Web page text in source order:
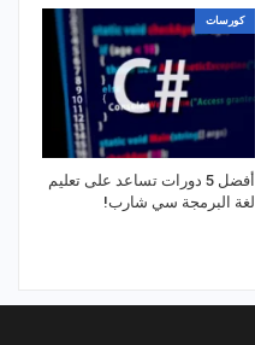
كورسات
أفضل 5 دورات تساعد على تعليم
لغة البرمجة سي شارب!